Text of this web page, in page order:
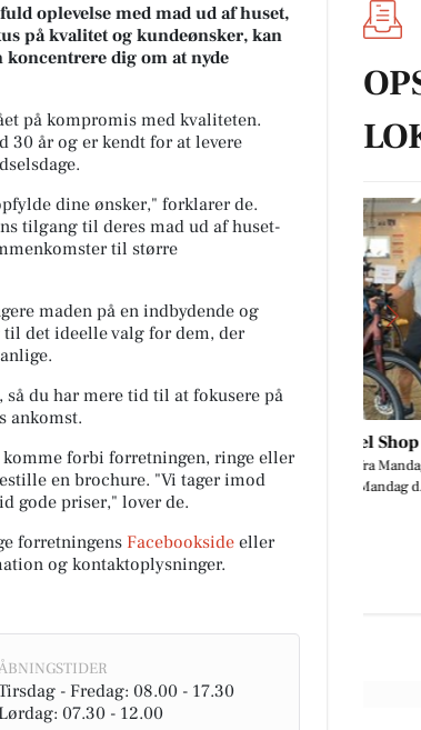
oplevelse med mad ud af huset,
på kvalitet og kundeønsker, kan
koncentrere dig om at nyde
på kompromis med kvaliteten.
30 år og er kendt for at levere
dine ønsker," forklarer de.
tilgang til deres mad ud af huset-
til større
maden på en indbydende og
det ideelle valg for dem, der
du har mere tid til at fokusere på
ankomst.
forbi forretningen, ringe eller
en brochure. "Vi tager imod
gode priser," lover de.
forretningens Facebookside eller
og kontaktoplysninger.
- Fredag: 08.00 - 17.30
Lørdag: 07.30 - 12.00
Vi holder ferie fra Mandag d.10/8
og er klar igen Mandag d.17/8😎😎